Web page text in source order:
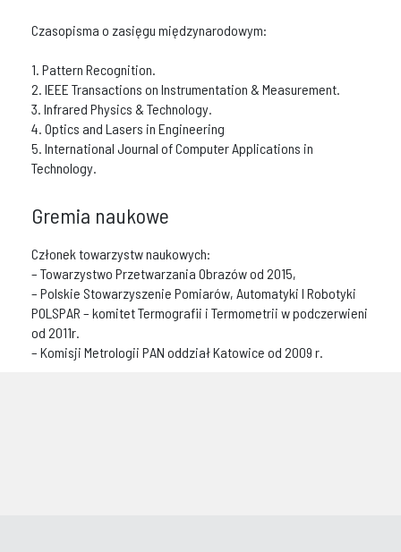
Czasopisma o zasięgu międzynarodowym:
1. Pattern Recognition.
2. IEEE Transactions on Instrumentation & Measurement.
3. Infrared Physics & Technology.
4. Optics and Lasers in Engineering
5. International Journal of Computer Applications in
Technology.
Gremia naukowe
Członek towarzystw naukowych:
– Towarzystwo Przetwarzania Obrazów od 2015,
– Polskie Stowarzyszenie Pomiarów, Automatyki I Robotyki
POLSPAR – komitet Termografii i Termometrii w podczerwieni
od 2011r.
– Komisji Metrologii PAN oddział Katowice od 2009 r.